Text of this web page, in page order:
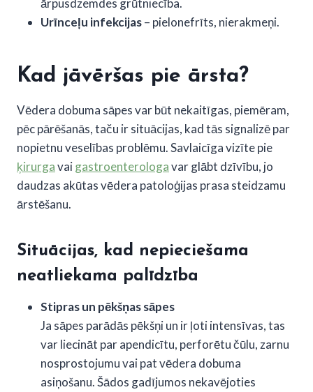
ārpusdzemdes grūtniecība.
Urīnceļu infekcijas– pielonefrīts, nierakmeņi.
Kad jāvēršas pie ārsta?
Vēdera dobuma sāpes var būt nekaitīgas, piemēram,
pēc pārēšanās, taču ir situācijas, kad tās signalizē par
nopietnu veselības problēmu. Savlaicīga vizīte pie
ķirurgavaigastroenterologavar glābt dzīvību, jo
daudzas akūtas vēdera patoloģijas prasa steidzamu
ārstēšanu.
Situācijas, kad nepieciešama
neatliekama palīdzība
Stipras un pēkšņas sāpes
Ja sāpes parādās pēkšņi un ir ļoti intensīvas, tas
var liecināt par apendicītu, perforētu čūlu, zarnu
nosprostojumu vai pat vēdera dobuma
asiņošanu. Šādos gadījumos nekavējoties